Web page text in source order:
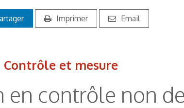
Imprimer Email
Contrôle et mesure
en contrôle non